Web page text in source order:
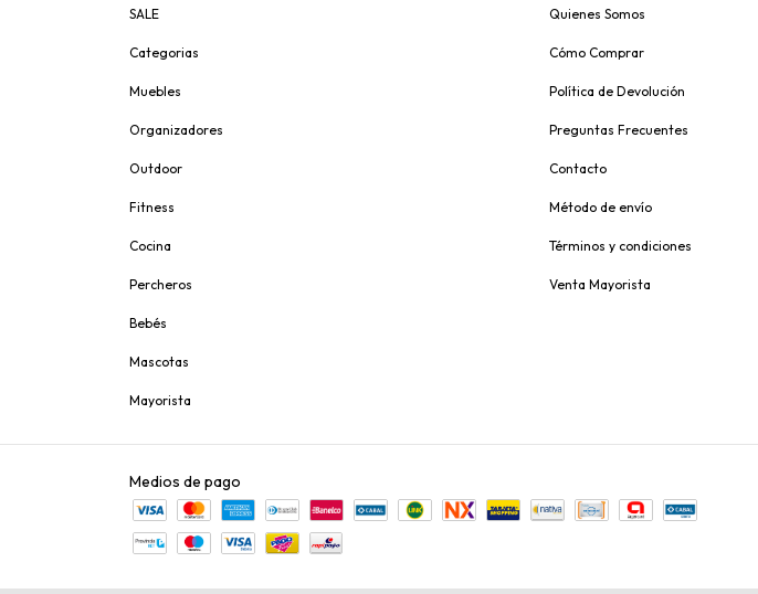
SALE
Categorias
Muebles
Organizadores
Outdoor
Fitness
Cocina
Percheros
Bebés
Mascotas
Mayorista
Quienes Somos
Cómo Comprar
Política de Devolución
Preguntas Frecuentes
Contacto
Método de envío
Términos y condiciones
Venta Mayorista
Medios de pago